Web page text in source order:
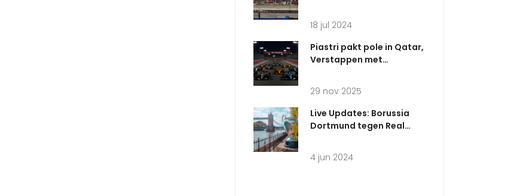
Groningen en Europapark
18 jul 2024
Piastri pakt pole in Qatar,
Verstappen met
zesde
29 nov 2025
Live Updates: Borussia
Dortmund tegen Real
League
4 jun 2024